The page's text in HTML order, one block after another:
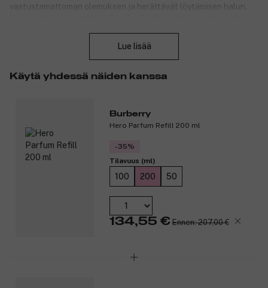
vastustamattoman olemuksen ja herättävät löytämisen halun.
sinut löytämään uudelleen yhteyden luontoon ja ilmentämään
Tuotenumero:3292090
Lue lisää
Käytä yhdessä näiden kanssa
Burberry
Hero Parfum Refill 200 ml
-35%
Tilavuus (ml)
100 200 50
134,55 € Ennen: 207,00 €